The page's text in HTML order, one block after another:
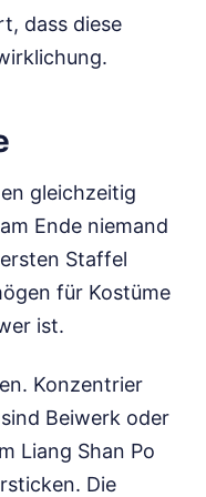
dass diese
gleichzeitig
Ende niemand
Staffel
für Kostüme
ist.
Konzentrier
Beiwerk oder
Liang Shan Po
Die